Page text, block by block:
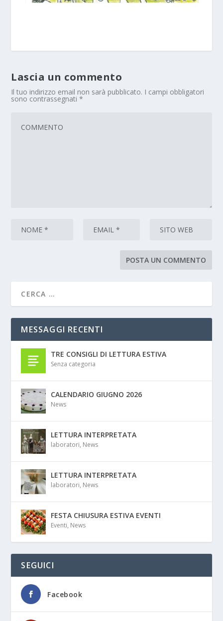
Lascia un commento
Il tuo indirizzo email non sarà pubblicato. I campi obbligatori
sono contrassegnati*
MESSAGGI RECENTI
TRE CONSIGLI DI LETTURA ESTIVA
Senza categoria
CALENDARIO GIUGNO 2026
News
LETTURA INTERPRETATA
laboratori, News
LETTURA INTERPRETATA
laboratori, News
FESTA CHIUSURA ESTIVA EVENTI
Eventi, News
SEGUICI
Facebook